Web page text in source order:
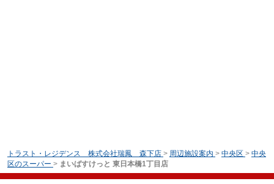
トラスト・レジデンス 株式会社瑞鳳 森下店 > 周辺施設案内 > 中央区 > 中央
区のスーパー > まいばすけっと 東日本橋1丁目店